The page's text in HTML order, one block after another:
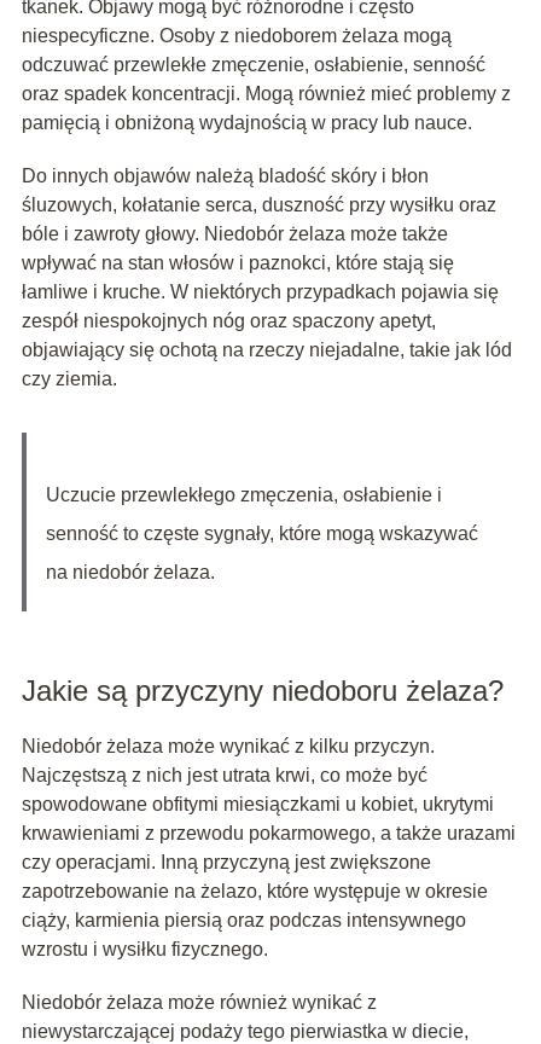
tkanek. Objawy mogą być różnorodne i często
niespecyficzne. Osoby z niedoborem żelaza mogą
odczuwać przewlekłe zmęczenie, osłabienie, senność
oraz spadek koncentracji. Mogą również mieć problemy z
pamięcią i obniżoną wydajnością w pracy lub nauce.
Do innych objawów należą bladość skóry i błon
śluzowych, kołatanie serca, duszność przy wysiłku oraz
bóle i zawroty głowy. Niedobór żelaza może także
wpływać na stan włosów i paznokci, które stają się
łamliwe i kruche. W niektórych przypadkach pojawia się
zespół niespokojnych nóg oraz spaczony apetyt,
objawiający się ochotą na rzeczy niejadalne, takie jak lód
czy ziemia.
Uczucie przewlekłego zmęczenia, osłabienie i
senność to częste sygnały, które mogą wskazywać
na niedobór żelaza.
Jakie są przyczyny niedoboru żelaza?
Niedobór żelaza może wynikać z kilku przyczyn.
Najczęstszą z nich jest utrata krwi, co może być
spowodowane obfitymi miesiączkami u kobiet, ukrytymi
krwawieniami z przewodu pokarmowego, a także urazami
czy operacjami. Inną przyczyną jest zwiększone
zapotrzebowanie na żelazo, które występuje w okresie
ciąży, karmienia piersią oraz podczas intensywnego
wzrostu i wysiłku fizycznego.
Niedobór żelaza może również wynikać z
niewystarczającej podaży tego pierwiastka w diecie,